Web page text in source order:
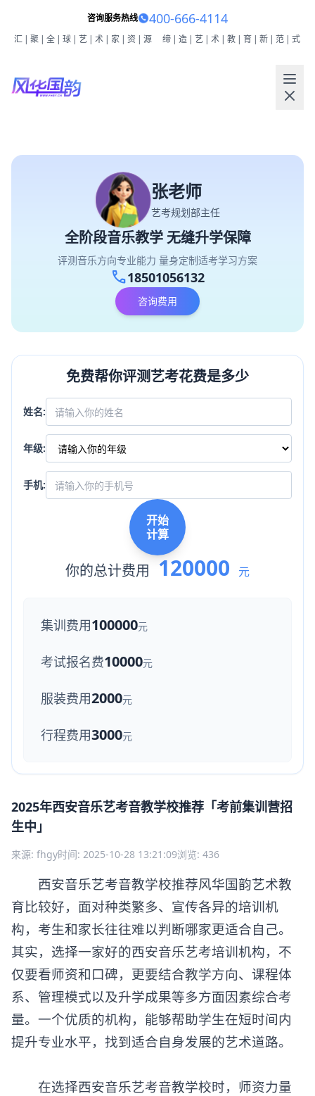
咨询服务热线 400-666-4114
汇|聚|全|球|艺|术|家|资|源 缔|造|艺|术|教|育|新|范|式
张老师
艺考规划部主任
全阶段音乐教学 无缝升学保障
评测音乐方向专业能力 量身定制适考学习方案
call18501056132
咨询费用
免费帮你评测艺考花费是多少
姓名:
年级:
手机:
开始
计算
你的总计费用 120000 元
集训费用100000元
考试报名费10000元
服装费用2000元
行程费用3000元
2025年西安音乐艺考音教学校推荐「考前集训营招
生中」
来源: fhgy时间: 2025-10-28 13:21:09浏览: 436
西安音乐艺考音教学校推荐风华国韵艺术教
育比较好，面对种类繁多、宣传各异的培训机
构，考生和家长往往难以判断哪家更适合自己。
其实，选择一家好的西安音乐艺考培训机构，不
仅要看师资和口碑，更要结合教学方向、课程体
系、管理模式以及升学成果等多方面因素综合考
量。一个优质的机构，能够帮助学生在短时间内
提升专业水平，找到适合自身发展的艺术道路。
在选择西安音乐艺考音教学校时，师资力量